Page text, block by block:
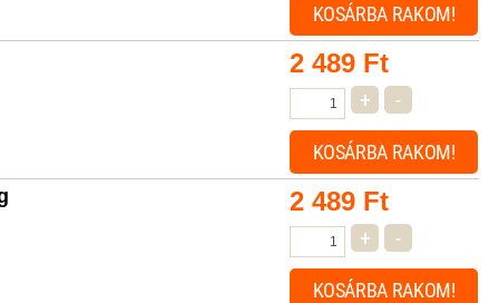
KOSÁRBA RAKOM!
2 489 Ft
+ -
KOSÁRBA RAKOM!
2 489 Ft
+ -
KOSÁRBA RAKOM!